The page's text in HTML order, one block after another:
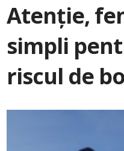
Atenție,
simpli
riscul de